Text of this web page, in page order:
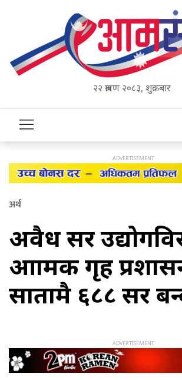
२२ श्रावण २०८३, शुक्रबार
अर्थ
अवैध क्रसर
आक्रामक गृह
सातामै ६८८ क्रसर